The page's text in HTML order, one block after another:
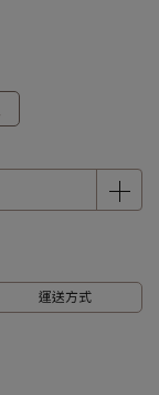
運送方式